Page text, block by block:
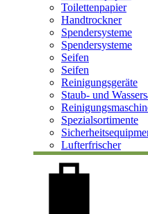
Toilettenpapier
Handtrockner
Spendersysteme
Spendersysteme
Seifen
Seifen
Reinigungsgeräte
Staub- und
Spezialsortimente
Lufterfrischer